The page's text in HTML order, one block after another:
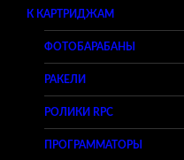
К КАРТРИДЖАМ
ФОТОБАРАБАНЫ
РАКЕЛИ
РОЛИКИ RPC
ПРОГРАММАТОРЫ